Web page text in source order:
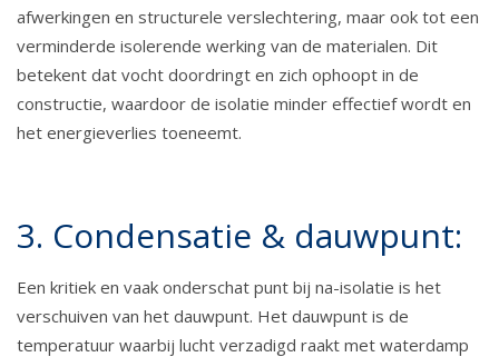
afwerkingen en structurele verslechtering, maar ook tot een
verminderde isolerende werking van de materialen. Dit
betekent dat vocht doordringt en zich ophoopt in de
constructie, waardoor de isolatie minder effectief wordt en
het energieverlies toeneemt.
3. Condensatie & dauwpunt:
Een kritiek en vaak onderschat punt bij na-isolatie is het
verschuiven van het dauwpunt. Het dauwpunt is de
temperatuur waarbij lucht verzadigd raakt met waterdamp